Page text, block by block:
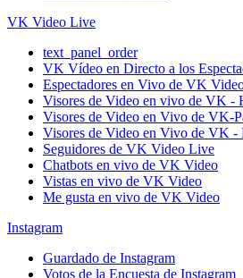
VK Video Live
text_panel_order
VK Vídeo en Directo a los
Espectadores en Vivo de VK
Visores de Video en vivo de VK -
Visores de Video en Vivo de VK-
Visores de Video en Vivo de VK -
Seguidores de VK Video Live
Chatbots en vivo de VK Video
Vistas en vivo de VK Video
Me gusta en vivo de VK Video
Instagram
Guardado de Instagram
Votos de la Encuesta de Instagram